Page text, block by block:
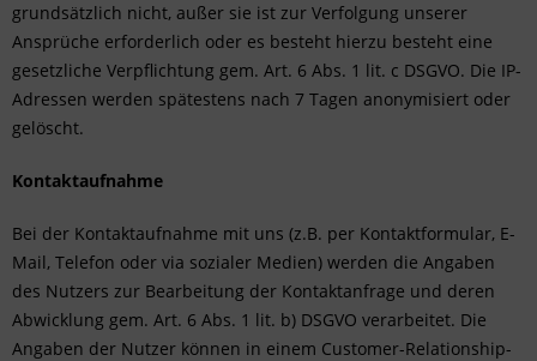
grundsätzlich nicht, außer sie ist zur Verfolgung unserer
Ansprüche erforderlich oder es besteht hierzu besteht eine
gesetzliche Verpflichtung gem. Art. 6 Abs. 1 lit. c DSGVO. Die IP-
Adressen werden spätestens nach 7 Tagen anonymisiert oder
gelöscht.
Kontaktaufnahme
Bei der Kontaktaufnahme mit uns (z.B. per Kontaktformular, E-
Mail, Telefon oder via sozialer Medien) werden die Angaben
des Nutzers zur Bearbeitung der Kontaktanfrage und deren
Abwicklung gem. Art. 6 Abs. 1 lit. b) DSGVO verarbeitet. Die
Angaben der Nutzer können in einem Customer-Relationship-